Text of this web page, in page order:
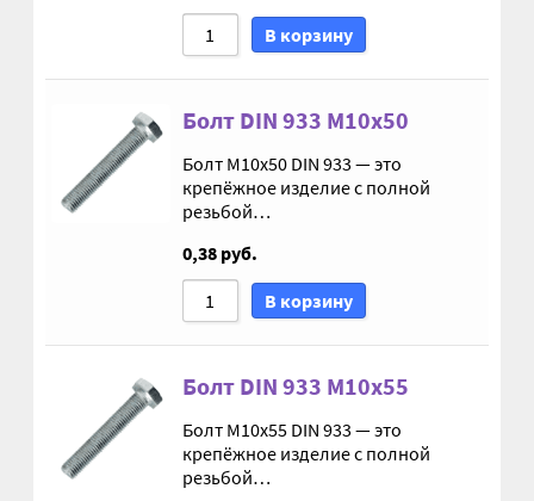
Винт с потайной головкой DIN 965
шестигранником DIN 7991
Винты
Гайки DIN 315
Гайки DIN 6330
Гайки DIN 74361 с фланцем
В корзину
Болт DIN 933 М10х50
Болт М10х50 DIN 933 — это
крепёжное изделие с полной
резьбой…
0,38 руб.
В корзину
Болт DIN 933 М10х55
Болт М10х55 DIN 933 — это
крепёжное изделие с полной
резьбой…